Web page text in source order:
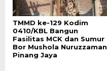
TMMD ke-129 Kodim
0410/KBL Bangun
Fasilitas MCK dan Sumur
Bor Mushola Nuruzzaman
Pinang Jaya